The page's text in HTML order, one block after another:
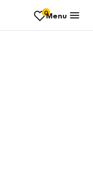
0Menu